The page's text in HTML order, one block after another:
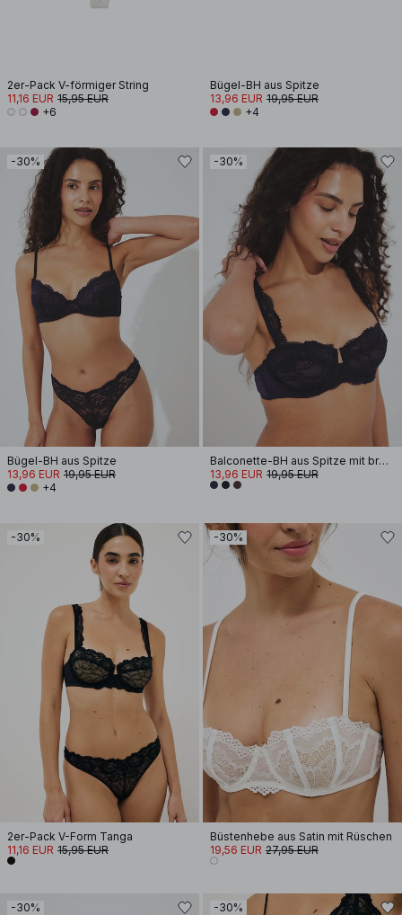
2er-Pack V-förmiger String
11,16 EUR 15,95 EUR
+6
Bügel-BH aus Spitze
13,96 EUR 19,95 EUR
+4
-30%
Bügel-BH aus Spitze
13,96 EUR 19,95 EUR
+4
-30%
Balconette-BH aus Spitze mit breiten Trägern
13,96 EUR 19,95 EUR
-30%
2er-Pack V-Form Tanga
11,16 EUR 15,95 EUR
-30%
Büstenhebe aus Satin mit Rüschen
19,56 EUR 27,95 EUR
-30% -30%